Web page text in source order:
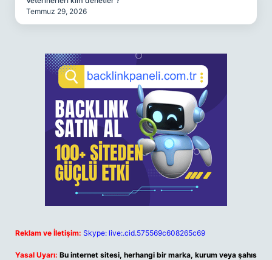
Temmuz 29, 2026
Reklam ve İletişim: Skype: live:.cid.575569c608265c69
Yasal Uyarı: Bu internet sitesi, herhangi bir marka, kurum veya şahıs